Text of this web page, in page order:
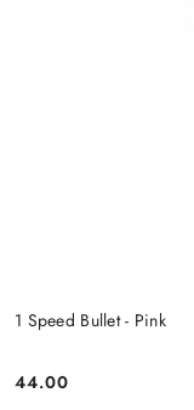
1 Speed Bullet - Pink
Cena:
44.00